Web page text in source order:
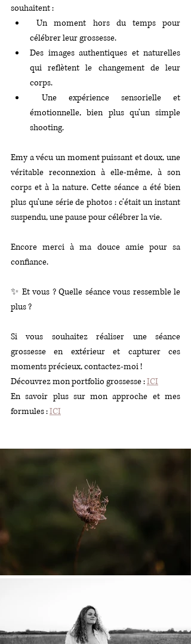
souhaitent :
Un moment hors du temps pour
célébrer leur grossesse.
Des images authentiques et naturelles
qui reflètent le changement de leur
corps.
émotionnelle, bien plus qu’un simple
shooting.
Emy a vécu un moment puissant et doux, une
véritable reconnexion à elle-même, à son
corps et à la nature. Cette séance a été bien
plus qu’une série de photos : c’était un instant
suspendu, une pause pour célébrer la vie.
Encore merci à ma douce amie pour sa
confiance.
✨ Et vous ? Quelle séance vous ressemble le
plus ?
Si vous souhaitez réaliser une séance
grossesse en extérieur et capturer ces
moments précieux, contactez-moi !
Découvrez mon portfolio grossesse : ICI
En savoir plus sur mon approche et mes
formules : ICI